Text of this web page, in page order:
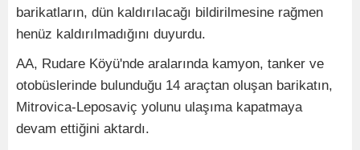
barikatların, dün kaldırılacağı bildirilmesine rağmen
henüz kaldırılmadığını duyurdu.
AA, Rudare Köyü'nde aralarında kamyon, tanker ve
otobüslerinde bulunduğu 14 araçtan oluşan barikatın,
Mitrovica-Leposaviç yolunu ulaşıma kapatmaya
devam ettiğini aktardı.